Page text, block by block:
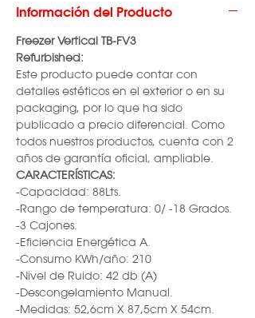
Información del Producto
Freezer Vertical TB-FV3
Refurbished:
Este producto puede contar con
detalles estéticos en el exterior o en su
packaging, por lo que ha sido
publicado a precio diferencial. Como
todos nuestros productos, cuenta con 2
años de garantía oficial, ampliable.
CARACTERÍSTICAS:
-Capacidad: 88Lts.
-Rango de temperatura: 0/ -18 Grados.
-3 Cajones.
-Eficiencia Energética A.
-Consumo KWh/año: 210
-Nivel de Ruido: 42 db (A)
-Descongelamiento Manual.
-Medidas: 52,6cm X 87,5cm X 54cm.